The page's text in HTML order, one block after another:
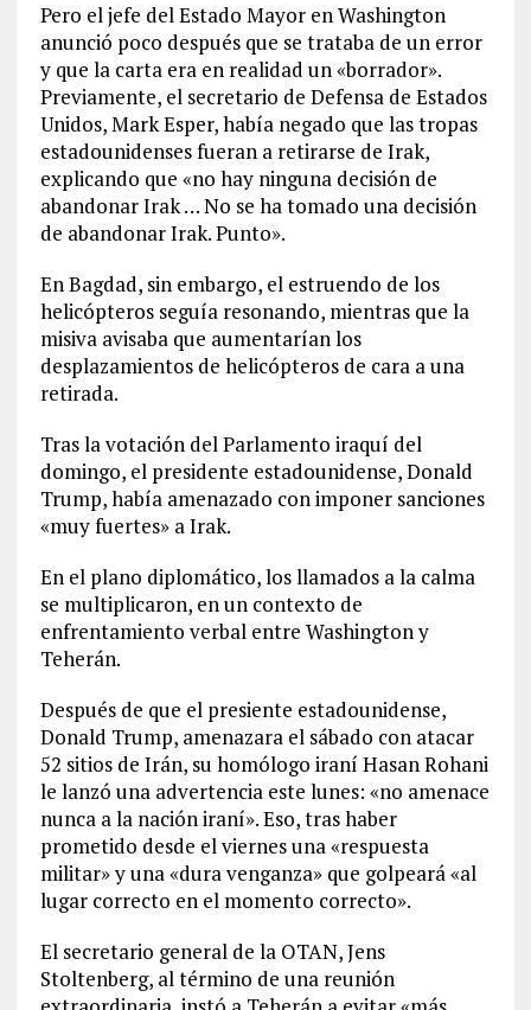
Pero el jefe del Estado Mayor en Washington
anunció poco después que se trataba de un error
y que la carta era en realidad un «borrador».
Previamente, el secretario de Defensa de Estados
Unidos, Mark Esper, había negado que las tropas
estadounidenses fueran a retirarse de Irak,
explicando que «no hay ninguna decisión de
abandonar Irak … No se ha tomado una decisión
de abandonar Irak. Punto».
En Bagdad, sin embargo, el estruendo de los
helicópteros seguía resonando, mientras que la
misiva avisaba que aumentarían los
desplazamientos de helicópteros de cara a una
retirada.
Tras la votación del Parlamento iraquí del
domingo, el presidente estadounidense, Donald
Trump, había amenazado con imponer sanciones
«muy fuertes» a Irak.
En el plano diplomático, los llamados a la calma
se multiplicaron, en un contexto de
enfrentamiento verbal entre Washington y
Teherán.
Después de que el presiente estadounidense,
Donald Trump, amenazara el sábado con atacar
52 sitios de Irán, su homólogo iraní Hasan Rohani
le lanzó una advertencia este lunes: «no amenace
nunca a la nación iraní». Eso, tras haber
prometido desde el viernes una «respuesta
militar» y una «dura venganza» que golpeará «al
lugar correcto en el momento correcto».
El secretario general de la OTAN, Jens
Stoltenberg, al término de una reunión